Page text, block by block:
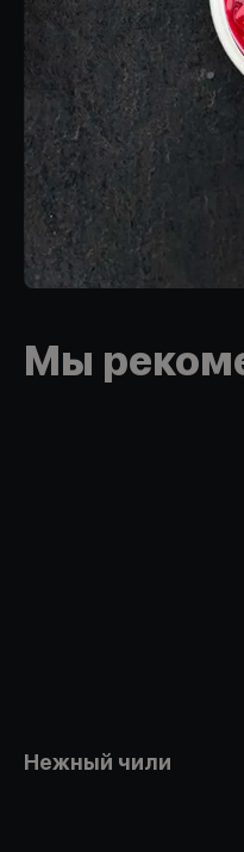
Мы
Нежный чили